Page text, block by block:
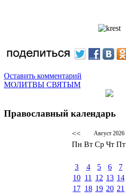
Оставить комментарий
МОЛИТВЫ СВЯТЫМ
Православный календарь
<< Август 2026
Пн Вт Ср Чт Пт
3
4 5 6 7
10 11 12 13 14
17 18 19 20 21